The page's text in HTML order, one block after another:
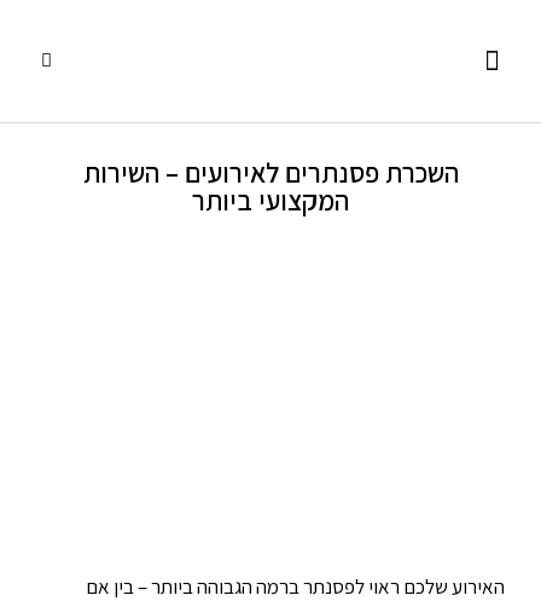
השכרת פסנתרים לאירועים – השירות
המקצועי ביותר
האירוע שלכם ראוי לפסנתר ברמה הגבוהה ביותר – בין אם